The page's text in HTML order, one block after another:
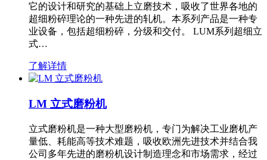
它的设计和研究的基础上立磨技术，吸收了世界各地的
超细粉碎理论的一种先进的轧机。本系列产品是一种专
业设备，包括超细粉碎，分级和交付。 LUM系列超细立
式…
了解详情
LM 立式磨粉机
立式磨粉机是一种大型磨粉机，专门为解决工业磨机产
量低、耗能高等技术难题，吸收欧洲先进技术并结合我
公司多年先进的磨粉机设计制造理念和市场需求，经过